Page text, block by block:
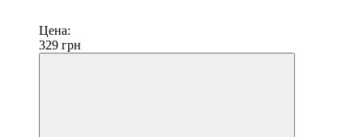
Цена:
329 грн